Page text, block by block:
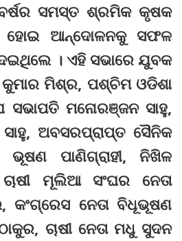
ସମସ୍ତ ଶ୍ରମିକ କୃଷକ
ହୋଇ ଆନ୍ଦୋଳନକୁ ସଫଳ
। ଏହି ସଭାରେ ଯୁବକ
କୁମାର ମିଶ୍ର, ପଶ୍ଚିମ ଓଡିଶା
ସଭାପତି ମନୋରଞ୍ଜନ ସାହୁ,
ଅବସରପ୍ରାପ୍ତ ସୈନିକ
ଭୂଷଣ ପାଣିଗ୍ରାହୀ, ନିଖିଳ
ମୂଲିଆ ସଂଘର ନେତା
କଂଗ୍ରେସ ନେତା ବିଧୂଭୂଷଣ
ଚାଷୀ ନେତା ମଧୁ ସୁଦନ